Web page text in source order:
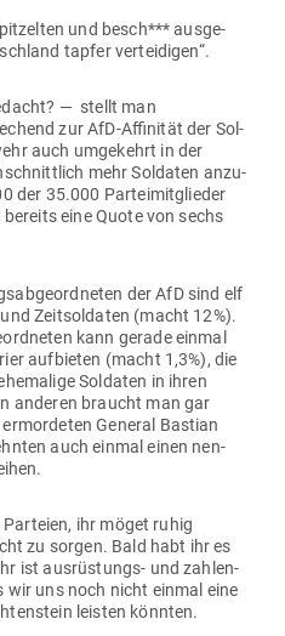
und besch*** aus­ge­
tapfer verteidigen“.
— stellt man
zur AfD-Affi­nität der Sol­
auch umge­kehrt in der
mehr Sol­daten anzu­
der 35.000 Par­tei­mit­glieder
eine Quote von sechs
der AfD sind elf
Zeit­sol­daten (macht 12%).
kann gerade einmal
auf­bieten (macht 1,3%), die
Sol­daten in ihren
anderen braucht man gar
General Bastian
auch einmal einen nen­
ihr möget ruhig
zu sorgen. Bald habt ihr es
ist aus­rüs­tungs- und zah­len­
wir uns noch nicht einmal eine
leisten könnten.